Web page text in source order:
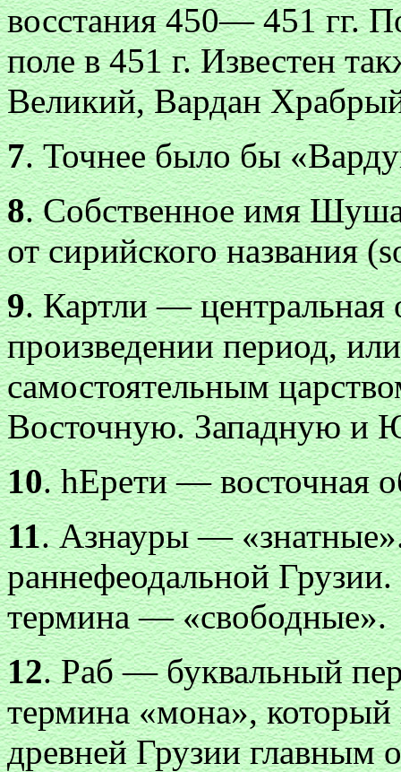
восстания 450— 451 гг.
поле в 451 г. Известен
Великий, Вардан
7. Точнее было бы
8. Собственное имя
от сирийского названия
9. Картли — центральная
произведении период,
самостоятельным
Восточную. Западную и
10. hЕрети — восточная
11. Азнауры —
раннефеодальной
термина — «свободные».
12. Раб — буквальный
термина «мона»,
древней Грузии главным